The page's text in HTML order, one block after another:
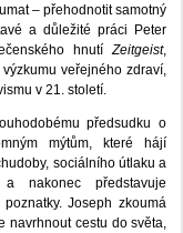
– přehodnotit samotný
a důležité práci Peter
hnutíZeitgeist,
veřejného zdraví,
v 21. století.
předsudku o
mýtům, které hájí
sociálního útlaku a
nakonec představuje
Joseph zkoumá
navrhnout cestu do světa,